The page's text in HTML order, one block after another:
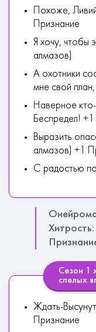
Похоже,
Признание
Я хочу, чтобы
алмазов)
А охотники
мне свой
Наверное
Беспредел! +1
Выразить
алмазов) +1
С радостью
Хитрость:
Сезон 1
спелых
Ждать-
Признание